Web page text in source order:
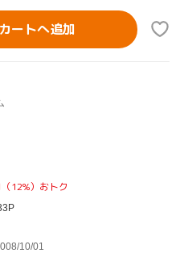
カートへ追加
12%）おトク
10/01